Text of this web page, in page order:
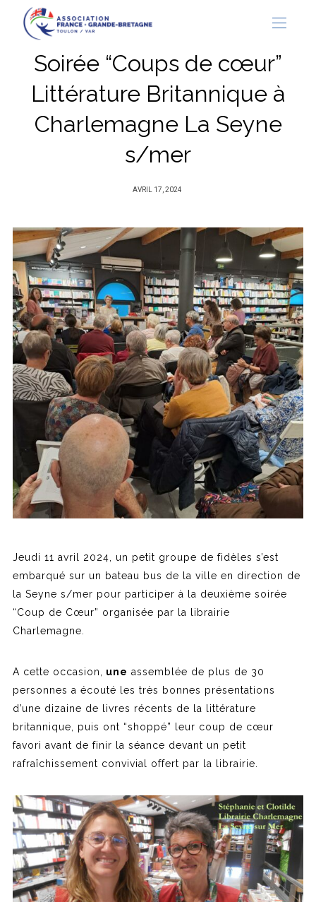
Soirée “Coups de cœur”
Littérature Britannique à
Charlemagne La Seyne
s/mer
PUBLIÉ
AVRIL 17, 2024
Jeudi 11 avril 2024, un petit groupe de fidèles s’est
embarqué sur un bateau bus de la ville en direction de
la Seyne s/mer pour participer à la deuxième soirée
“Coup de Cœur” organisée par la librairie
Charlemagne.
A cette occasion, une assemblée de plus de 30
personnes a écouté les très bonnes présentations
d’une dizaine de livres récents de la littérature
britannique, puis ont “shoppé” leur coup de cœur
favori avant de finir la séance devant un petit
rafraîchissement convivial offert par la librairie.